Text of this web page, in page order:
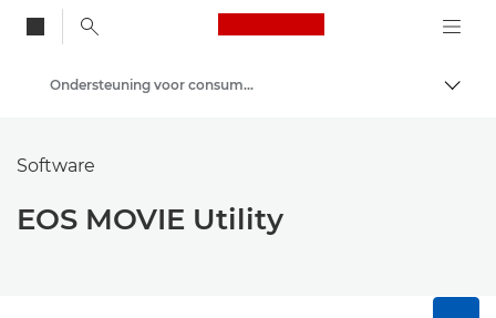
Canon Logo, back
Ondersteuning voor consumenten-producten
Software
EOS MOVIE Utility